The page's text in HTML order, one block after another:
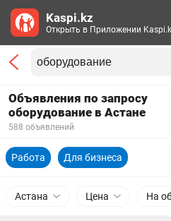
Объявления по запросу
оборудование в Астане
588 объявлений
Работа Для бизнеса
Астана Цена На
Kaspi.kz
Открыть в Приложении